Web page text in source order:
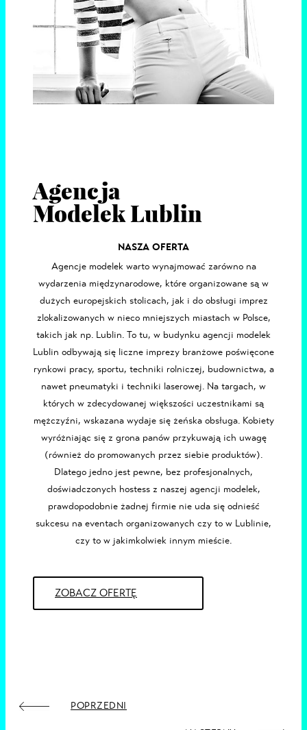
Agencja
Modelek Lublin
NASZA OFERTA
Agencje modelek warto wynajmować zarówno na
wydarzenia międzynarodowe, które organizowane są w
dużych europejskich stolicach, jak i do obsługi imprez
zlokalizowanych w nieco mniejszych miastach w Polsce,
takich jak np. Lublin. To tu, w budynku agencji modelek
Lublin odbywają się liczne imprezy branżowe poświęcone
rynkowi pracy, sportu, techniki rolniczej, budownictwa, a
nawet pneumatyki i techniki laserowej. Na targach, w
których w zdecydowanej większości uczestnikami są
mężczyźni, wskazana wydaje się żeńska obsługa. Kobiety
wyróżniając się z grona panów przykuwają ich uwagę
(również do promowanych przez siebie produktów).
Dlatego jedno jest pewne, bez profesjonalnych,
doświadczonych hostess z naszej agencji modelek,
prawdopodobnie żadnej firmie nie uda się odnieść
sukcesu na eventach organizowanych czy to w Lublinie,
czy to w jakimkolwiek innym mieście.
ZOBACZ OFERTĘ
POPRZEDNI